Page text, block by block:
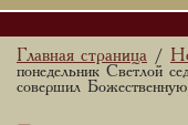
Главная страница /
понедельник Светлой
совершил